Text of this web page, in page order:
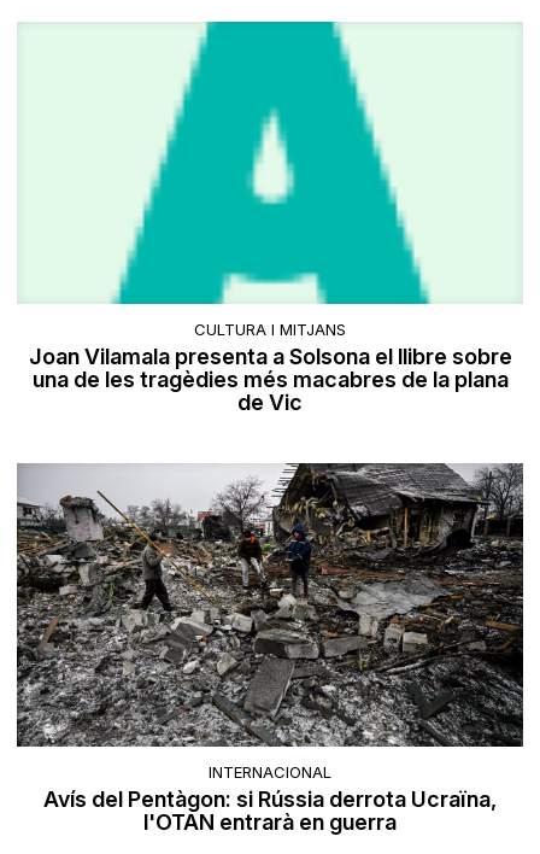
CULTURA I MITJANS
​Joan Vilamala presenta a Solsona el llibre sobre
una de les tragèdies més macabres de la plana
de Vic
INTERNACIONAL
Avís del Pentàgon: si Rússia derrota Ucraïna,
l'OTAN entrarà en guerra